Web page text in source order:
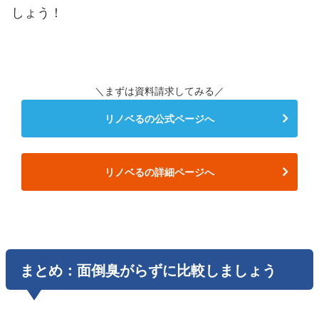
しょう！
＼まずは資料請求してみる／
リノベるの公式ページへ
リノベるの詳細ページへ
まとめ：面倒臭がらずに比較しましょう